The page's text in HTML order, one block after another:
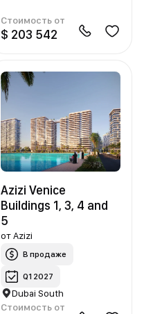
Стоимость от
$ 203 542
Azizi Venice
Buildings 1, 3, 4 and
5
от Azizi
В продаже
Q1 2027
Dubai South
Стоимость от